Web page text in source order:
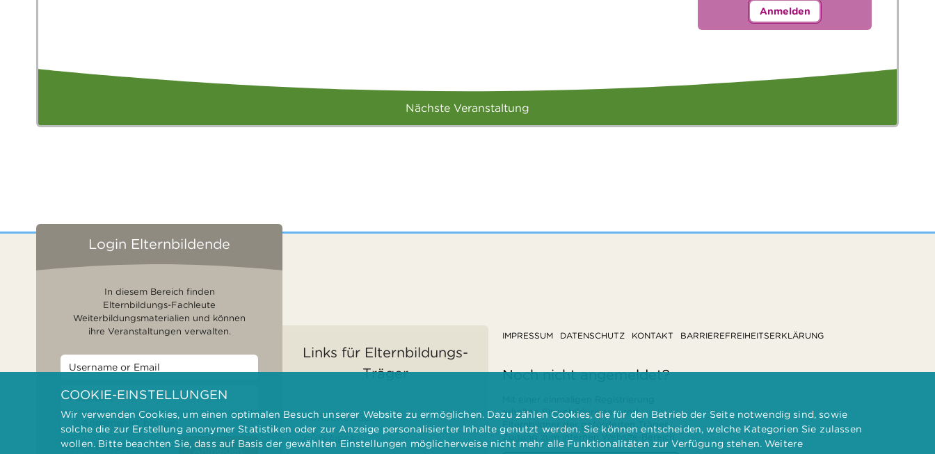
Anmelden
Nächste Veranstaltung
Login Elternbildende
In diesem Bereich finden
Elternbildungs-Fachleute
Weiterbildungsmaterialien und können
ihre Veranstaltungen verwalten.
Angemeldet bleiben
Passwort vergessen? Anmelden
Links für Elternbildungs-
Träger
FÖRDERUNGEN
GÜTESIEGEL
IMPRESSUM DATENSCHUTZ KONTAKT BARRIEREFREIHEITSERKLÄRUNG
Noch nicht angemeldet?
erhalten Elternbilderinnen und
Elternbildner der geförderten Träger
Zugang zum internen Website-Bereich.
COOKIE-EINSTELLUNGEN
Wir verwenden Cookies, um einen optimalen Besuch unserer Website zu ermöglichen. Dazu zählen Cookies, die für den Betrieb der Seite notwendig sind, sowie
solche die zur Erstellung anonymer Statistiken oder zur Anzeige personalisierter Inhalte genutzt werden. Sie können entscheiden, welche Kategorien Sie zulassen
wollen. Bitte beachten Sie, dass auf Basis der gewählten Einstellungen möglicherweise nicht mehr alle Funktionalitäten zur Verfügung stehen. Weitere